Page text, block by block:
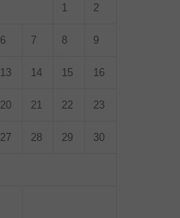
1 2
6 7 8 9
13 14 15 16
20 21 22 23
27 28 29 30